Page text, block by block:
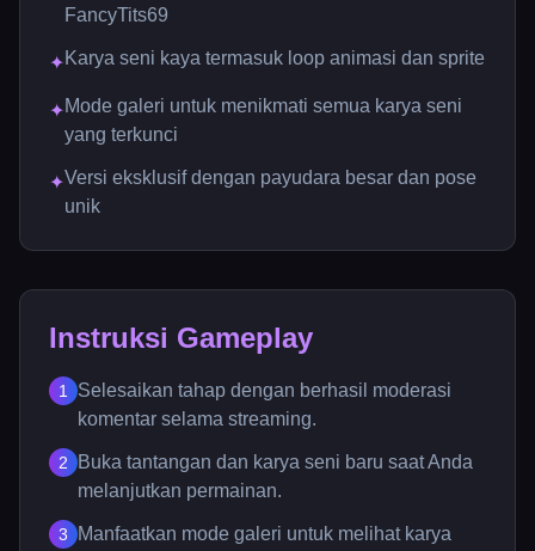
FancyTits69
✦Karya seni kaya termasuk loop animasi dan sprite
✦Mode galeri untuk menikmati semua karya seni
yang terkunci
✦Versi eksklusif dengan payudara besar dan pose
unik
Instruksi Gameplay
1
Selesaikan tahap dengan berhasil moderasi
komentar selama streaming.
2
Buka tantangan dan karya seni baru saat Anda
melanjutkan permainan.
3
Manfaatkan mode galeri untuk melihat karya